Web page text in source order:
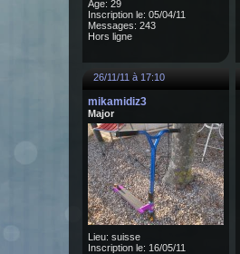
Âge: 29
Inscription le: 05/04/11
Messages: 243
Hors ligne
26/11/11 à 17:10
mikamidiz3
Major
Lieu: suisse
Inscription le: 16/05/11